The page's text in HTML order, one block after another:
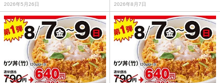
2026年5月26日 2026年8月7日